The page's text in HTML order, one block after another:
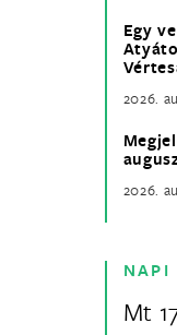
Egy
2026.
2026.
NAPI
Mt